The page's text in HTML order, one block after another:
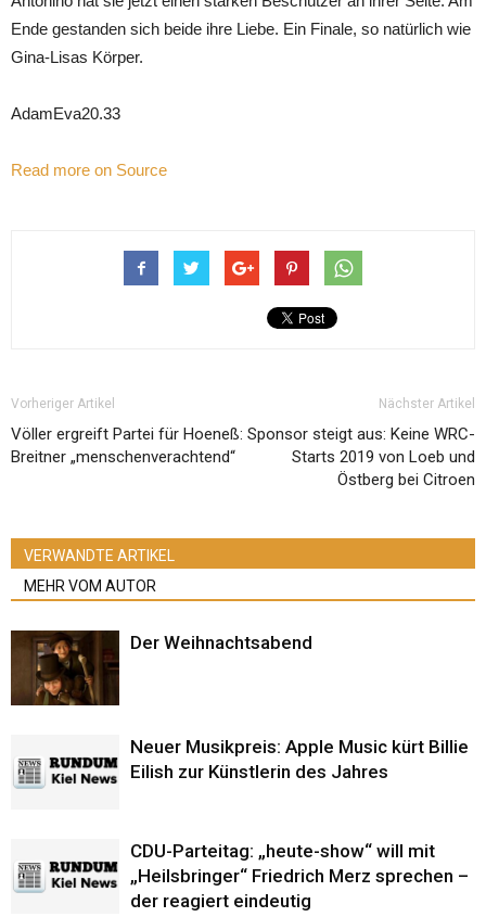
Ende gestanden sich beide ihre Liebe. Ein Finale, so natürlich wie
Gina-Lisas Körper.
AdamEva20.33
Read more on Source
Vorheriger Artikel
Völler ergreift Partei für Hoeneß:
Breitner „menschenverachtend“
Nächster Artikel
Sponsor steigt aus: Keine WRC-
Starts 2019 von Loeb und
Östberg bei Citroen
VERWANDTE ARTIKEL
MEHR VOM AUTOR
Der Weihnachtsabend
Neuer Musikpreis: Apple Music kürt Billie
Eilish zur Künstlerin des Jahres
CDU-Parteitag: „heute-show“ will mit
„Heilsbringer“ Friedrich Merz sprechen –
der reagiert eindeutig